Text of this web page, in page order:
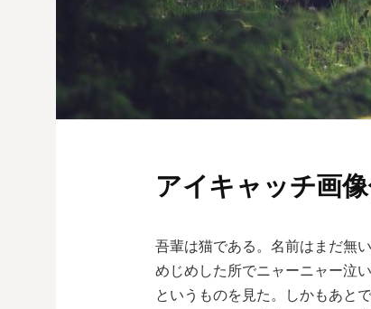
アイキャッチ画
吾輩は猫である。名前はまだ無
めじめした所でニャーニャー泣
というものを見た。しかもあと